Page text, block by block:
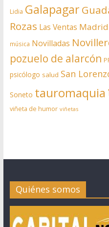
Lidia Galapagar
Rozas Las Ventas Madrid
música Novilladas
pozuelo de alarcón
psicólogo salud San
Soneto tauromaquia
viñeta de humor viñetas
Quiénes somos